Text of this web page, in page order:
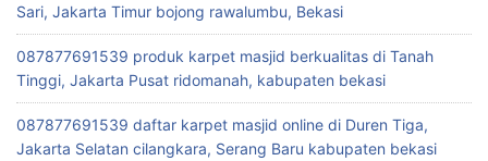
Sari, Jakarta Timur bojong rawalumbu, Bekasi
087877691539 produk karpet masjid berkualitas di Tanah
Tinggi, Jakarta Pusat ridomanah, kabupaten bekasi
087877691539 daftar karpet masjid online di Duren Tiga,
Jakarta Selatan cilangkara, Serang Baru kabupaten bekasi